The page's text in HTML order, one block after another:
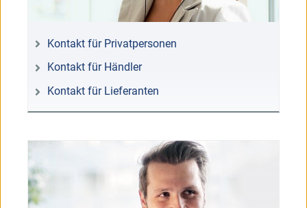
Kontakt für Privatpersonen
Kontakt für Händler
Kontakt für Lieferanten